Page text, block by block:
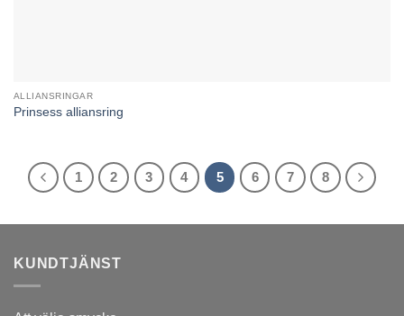
ALLIANSRINGAR
Prinsess alliansring
1 2 3 4 5 6 7 8
KUNDTJÄNST